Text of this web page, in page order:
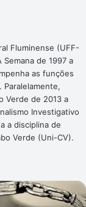
Fluminense (UFF-
de 1997 a
as funções
Verde de 2013 a
Investigativo
a disciplina de
Verde (Uni-CV).